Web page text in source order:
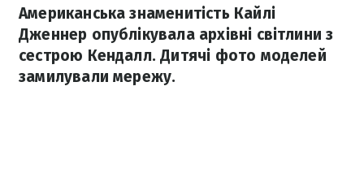
Американська знаменитість Кайлі
Дженнер опублікувала архівні світлини з
сестрою Кендалл. Дитячі фото моделей
замилували мережу.